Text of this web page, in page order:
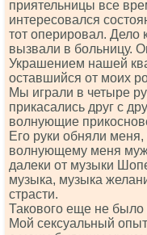
приятельницы все
интересовался
тот оперировал. Дело
вызвали в больницу.
Украшением нашей
оставшийся от моих
Мы играли в четыре
прикасались друг с
волнующие
Его руки обняли
волнующему меня
далеки от музыки
музыка, музыка
страсти.
Такового еще не было
Мой сексуальный